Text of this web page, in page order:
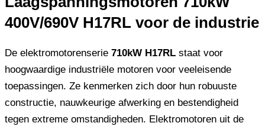
400V/690V H17RL voor de industrie
De elektromotorenserie 710kW H17RL staat voor
hoogwaardige industriële motoren voor veeleisende
toepassingen. Ze kenmerken zich door hun robuuste
constructie, nauwkeurige afwerking en bestendigheid
tegen extreme omstandigheden. Elektromotoren uit de